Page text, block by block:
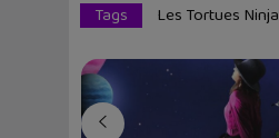
Tags Les Tortues Ninja